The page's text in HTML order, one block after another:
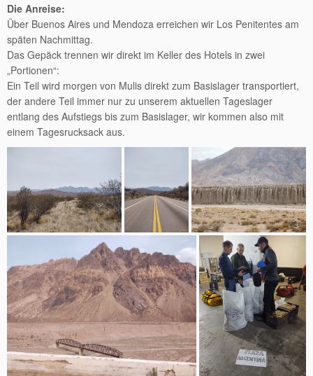
Die Anreise:
Über Buenos Aires und Mendoza erreichen wir Los Penitentes am
späten Nachmittag.
Das Gepäck trennen wir direkt im Keller des Hotels in zwei
„Portionen“:
Ein Teil wird morgen von Mulis direkt zum Basislager transportiert,
der andere Teil immer nur zu unserem aktuellen Tageslager
entlang des Aufstiegs bis zum Basislager, wir kommen also mit
einem Tagesrucksack aus.